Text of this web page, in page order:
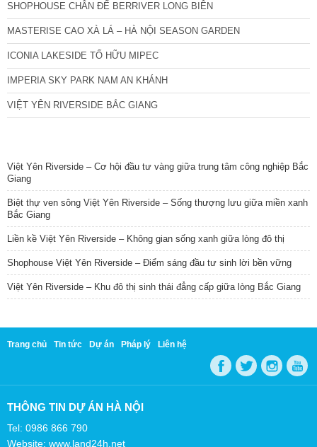
SHOPHOUSE CHÂN ĐẾ BERRIVER LONG BIÊN
MASTERISE CAO XÀ LÁ – HÀ NỘI SEASON GARDEN
ICONIA LAKESIDE TỐ HỮU MIPEC
IMPERIA SKY PARK NAM AN KHÁNH
VIỆT YÊN RIVERSIDE BẮC GIANG
Việt Yên Riverside – Cơ hội đầu tư vàng giữa trung tâm công nghiệp Bắc
Giang
Biệt thự ven sông Việt Yên Riverside – Sống thượng lưu giữa miền xanh
Bắc Giang
Liền kề Việt Yên Riverside – Không gian sống xanh giữa lòng đô thị
Shophouse Việt Yên Riverside – Điểm sáng đầu tư sinh lời bền vững
Việt Yên Riverside – Khu đô thị sinh thái đẳng cấp giữa lòng Bắc Giang
Trang chủ Tin tức Dự án Pháp lý Liên hệ
THÔNG TIN DỰ ÁN HÀ NỘI
Tel: 0986 866 790
Website: www.land24h.net